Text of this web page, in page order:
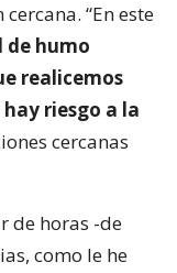
“En este
de humo
realicemos
hay riesgo a la
cercanas
de horas -de
como le he